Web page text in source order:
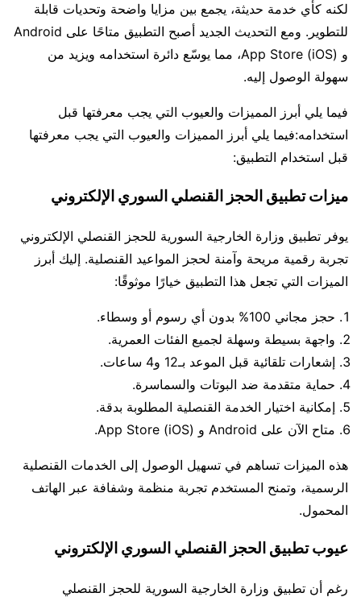
لكنه كأي خدمة حديثة، يجمع بين مزايا واضحة وتحديات قابلة
للتطوير. ومع التحديث الجديد أصبح التطبيق متاحًا على Android
و App Store (iOS)، مما يوسّع دائرة استخدامه ويزيد من
سهولة الوصول إليه.
فيما يلي أبرز المميزات والعيوب التي يجب معرفتها قبل
استخدامه:فيما يلي أبرز المميزات والعيوب التي يجب معرفتها
قبل استخدام التطبيق:
ميزات تطبيق الحجز القنصلي السوري الإلكتروني
يوفر تطبيق وزارة الخارجية السورية للحجز القنصلي الإلكتروني
تجربة رقمية مريحة وآمنة لحجز المواعيد القنصلية. إليك أبرز
الميزات التي تجعل هذا التطبيق خيارًا موثوقًا:
حجز مجاني 100% بدون أي رسوم أو وسطاء.
واجهة بسيطة وسهلة لجميع الفئات العمرية.
إشعارات تلقائية قبل الموعد بـ12 و4 ساعات.
حماية متقدمة ضد البوتات والسماسرة.
إمكانية اختيار الخدمة القنصلية المطلوبة بدقة.
متاح الآن على Android و App Store (iOS).
هذه الميزات تساهم في تسهيل الوصول إلى الخدمات القنصلية
الرسمية، وتمنح المستخدم تجربة منظمة وشفافة عبر الهاتف
المحمول.
عيوب تطبيق الحجز القنصلي السوري الإلكتروني
رغم أن تطبيق وزارة الخارجية السورية للحجز القنصلي